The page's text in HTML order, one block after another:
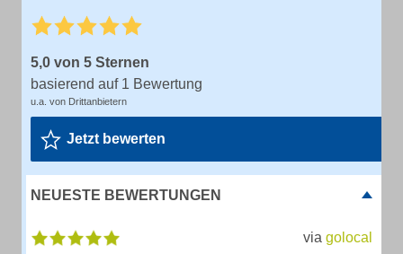
5,0 von 5 Sternen
basierend auf 1 Bewertung
u.a. von Drittanbietern
Jetzt bewerten
NEUESTE BEWERTUNGEN
via golocal